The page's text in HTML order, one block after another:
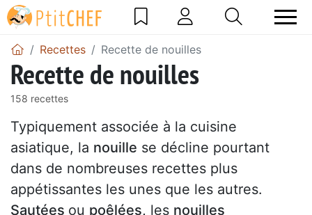
Recettes Recette de nouilles
Recette de nouilles
158 recettes
Typiquement associée à la cuisine
asiatique, la nouille se décline pourtant
dans de nombreuses recettes plus
appétissantes les unes que les autres.
Sautées ou poêlées, les nouilles